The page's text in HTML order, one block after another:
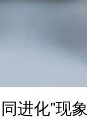
进化”现